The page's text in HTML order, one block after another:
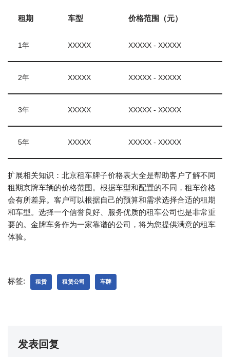
租期 车型 价格范围（元）
1年 XXXXX XXXXX - XXXXX
2年 XXXXX XXXXX - XXXXX
3年 XXXXX XXXXX - XXXXX
5年 XXXXX XXXXX - XXXXX
扩展相关知识：北京租车牌子价格表大全是帮助客户了解不同
租期京牌车辆的价格范围。根据车型和配置的不同，租车价格
会有所差异。客户可以根据自己的预算和需求选择合适的租期
和车型。选择一个信誉良好、服务优质的租车公司也是非常重
要的。金牌车务作为一家靠谱的公司，将为您提供满意的租车
体验。
标签: 租赁 租赁公司 车牌
发表回复